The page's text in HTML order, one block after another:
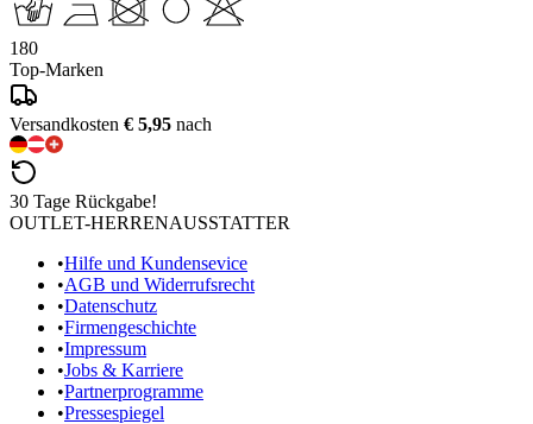
180
Top-Marken
Versandkosten € 5,95 nach
30 Tage Rückgabe!
OUTLET-HERRENAUSSTATTER
•Hilfe und Kundensevice
•AGB und Widerrufsrecht
•Datenschutz
•Firmengeschichte
•Impressum
•Jobs & Karriere
•Partnerprogramme
•Pressespiegel